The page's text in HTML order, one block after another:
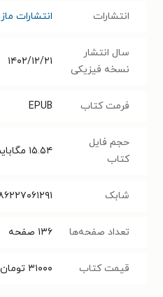
انتشارات انتشارات
سال انتشار
نسخه فیزیکی
۱۴۰۲/۱۲/۲۱
فرمت کتاب EPUB
حجم فایل
کتاب
۱۵.۵۴
شابک
تعداد صفحه‌ها ۱۳۶ صفحه
قیمت کتاب ۳۱۰۰۰ تومان